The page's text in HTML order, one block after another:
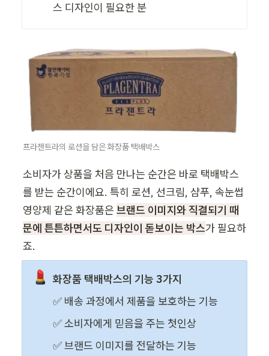
스 디자인이 필요한 분
프라젠트라의 로션을 담은 화장품 택배박스
소비자가 상품을 처음 만나는 순간은 바로 택배박스
를 받는 순간이에요. 특히 로션, 선크림, 샴푸, 속눈썹
영양제 같은 화장품은 브랜드 이미지와 직결되기 때
문에 튼튼하면서도 디자인이 돋보이는 박스가 필요하
죠.
💄 화장품 택배박스의 기능 3가지
✅ 배송 과정에서 제품을 보호하는 기능
✅ 소비자에게 믿음을 주는 첫인상
✅ 브랜드 이미지를 전달하는 기능